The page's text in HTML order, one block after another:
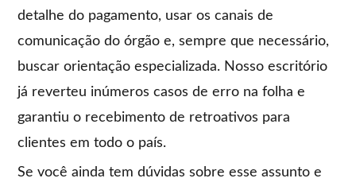
detalhe do pagamento, usar os canais de
comunicação do órgão e, sempre que necessário,
buscar orientação especializada. Nosso escritório
já reverteu inúmeros casos de erro na folha e
garantiu o recebimento de retroativos para
clientes em todo o país.
Se você ainda tem dúvidas sobre esse assunto e